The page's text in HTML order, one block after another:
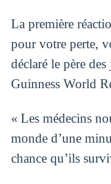
La première
pour votre perte,
déclaré le père
Guinness World
« Les médecins
monde d’une
chance qu’ils